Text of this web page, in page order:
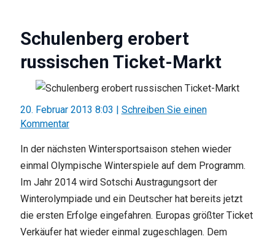
Schulenberg erobert
russischen Ticket-Markt
20. Februar 2013 8:03
Schreiben Sie einen
Kommentar
In der nächsten Wintersportsaison stehen wieder
einmal Olympische Winterspiele auf dem Programm.
Im Jahr 2014 wird Sotschi Austragungsort der
Winterolympiade und ein Deutscher hat bereits jetzt
die ersten Erfolge eingefahren. Europas größter Ticket
Verkäufer hat wieder einmal zugeschlagen. Dem